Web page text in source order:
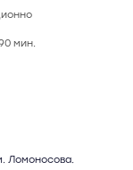
мин.
Ломоносова.